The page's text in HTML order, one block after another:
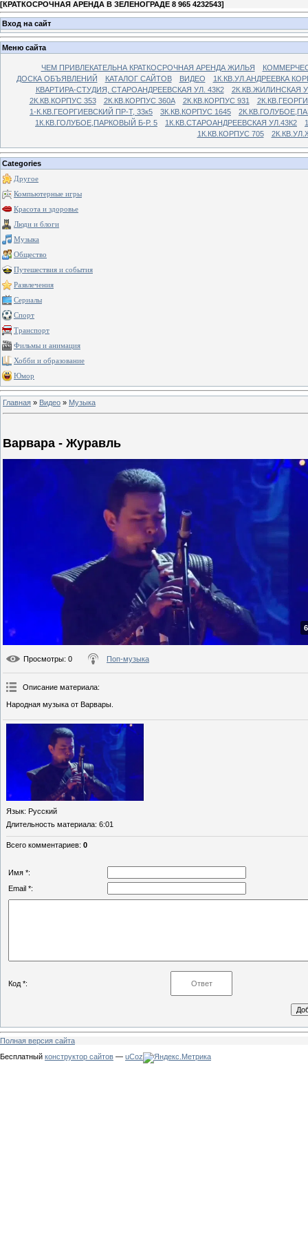
[КРАТКОСРОЧНАЯ АРЕНДА В ЗЕЛЕНОГРАДЕ 8 965 4232543]
Вход на сайт
Меню сайта
ЧЕМ ПРИВЛЕКАТЕЛЬНА КРАТКОСРОЧНАЯ АРЕНДА ЖИЛЬЯ
ДОСКА ОБЪЯВЛЕНИЙ
КАТАЛОГ САЙТОВ ВИДЕО
1К.КВ.УЛ.АНДРЕЕВКА
КВАРТИРА-СТУДИЯ, СТАРОАНДРЕЕВСКАЯ УЛ. 43К2
2К.КВ.ЖИЛИНСКАЯ
2К.КВ.КОРПУС 353
2К.КВ.КОРПУС 360А 2К.КВ.КОРПУС 931
1-К.КВ.ГЕОРГИЕВСКИЙ ПР-Т, 33к5
3К.КВ.КОРПУС 1645
1К.КВ.ГОЛУБОЕ,ПАРКОВЫЙ Б-Р. 5
1К.КВ.СТАРОАНДРЕЕВСКАЯ УЛ.43К2
1К.КВ.КОРПУС 705
Categories
Другое
Компьютерные игры
Красота и здоровье
Люди и блоги
Музыка
Общество
Путешествия и события
Развлечения
Сериалы
Спорт
Транспорт
Фильмы и анимация
Хобби и образование
Юмор
Главная » Видео » Музыка
Варвара - Журавль
Просмотры: 0 Поп-музыка
Описание материала:
Народная музыка от Варвары.
Язык: Русский
Длительность материала: 6:01
Всего комментариев: 0
Имя *:
Email *:
Код *:
Полная версия сайта
Бесплатный конструктор сайтов — uCoz